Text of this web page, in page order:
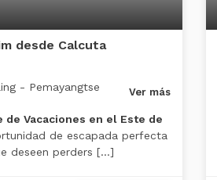
desde Calcuta
- Pemayangtse Ver más
de Vacaciones en el Este de
de escapada perfecta
deseen perders […]